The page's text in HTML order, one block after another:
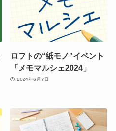
ロフトの“紙モノ”イベント
「メモマルシェ2024」
2024年6月7日